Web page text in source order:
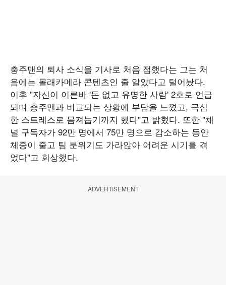
충주맨의 퇴사 소식을 기사로 처음 접했다는 그는 처
음에는 몰래카메라 콘텐츠인 줄 알았다고 털어놨다.
이후 "자신이 이른바 '돈 없고 유명한 사람' 2호로 언급
되며 충주맨과 비교되는 상황에 부담을 느꼈고, 극심
한 스트레스로 몸져눕기까지 했다"고 밝혔다. 또한 "채
널 구독자가 92만 명에서 75만 명으로 감소하는 동안
체중이 줄고 팀 분위기도 가라앉아 어려운 시기를 겪
었다"고 회상했다.
ADVERTISEMENT